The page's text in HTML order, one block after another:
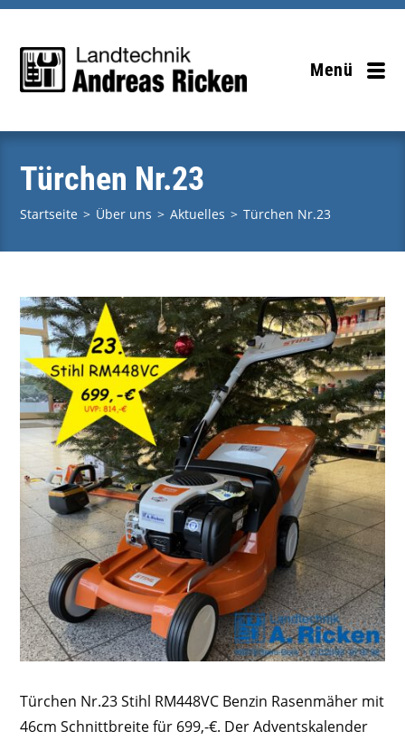
Zum
springen
Menü
Türchen Nr.23
Startseite > Über uns > Aktuelles > Türchen Nr.23
Türchen Nr.23 Stihl RM448VC Benzin Rasenmäher mit
46cm Schnittbreite für 699,-€. Der Adventskalender